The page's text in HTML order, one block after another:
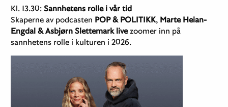
Kl. 13.30:Sannhetens rolle i vår tid
Skaperne av podcasten POP & POLITIKK, Marte Heian-
Engdal & Asbjørn Slettemark livezoomer inn på
sannhetens rolle i kulturen i 2026​.